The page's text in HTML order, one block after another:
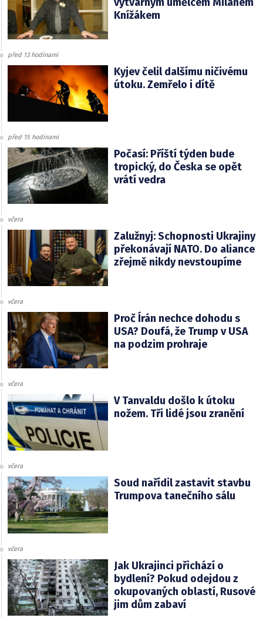
Knížákem
před 13 hodinami
Kyjev čelil dalšímu ničivému
útoku. Zemřelo i dítě
před 15 hodinami
Počasí: Příští týden bude
tropický, do Česka se opět
vrátí vedra
včera
Zalužnyj: Schopnosti Ukrajiny
překonávají NATO. Do aliance
zřejmě nikdy nevstoupíme
včera
Proč Írán nechce dohodu s
USA? Doufá, že Trump v USA
na podzim prohraje
včera
V Tanvaldu došlo k útoku
nožem. Tři lidé jsou zranění
včera
Soud nařídil zastavit stavbu
Trumpova tanečního sálu
včera
Jak Ukrajinci přichází o
bydlení? Pokud odejdou z
okupovaných oblastí, Rusové
jim dům zabaví